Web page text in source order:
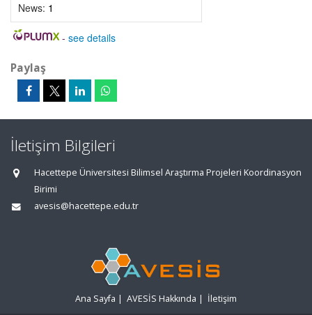
News: 1
- see details
Paylaş
İletişim Bilgileri
Hacettepe Üniversitesi Bilimsel Araştırma Projeleri Koordinasyon
Birimi
avesis@hacettepe.edu.tr
Ana Sayfa | AVESİS Hakkında | İletişim